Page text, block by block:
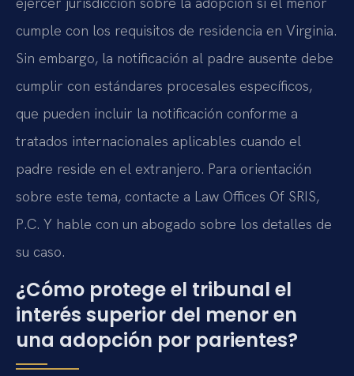
cumple con los requisitos de residencia en Virginia.
Sin embargo, la notificación al padre ausente debe
cumplir con estándares procesales específicos,
que pueden incluir la notificación conforme a
tratados internacionales aplicables cuando el
padre reside en el extranjero. Para orientación
sobre este tema, contacte a Law Offices Of SRIS,
P.C. Y hable con un abogado sobre los detalles de
su caso.
¿Cómo protege el tribunal el
interés superior del menor en
una adopción por parientes?